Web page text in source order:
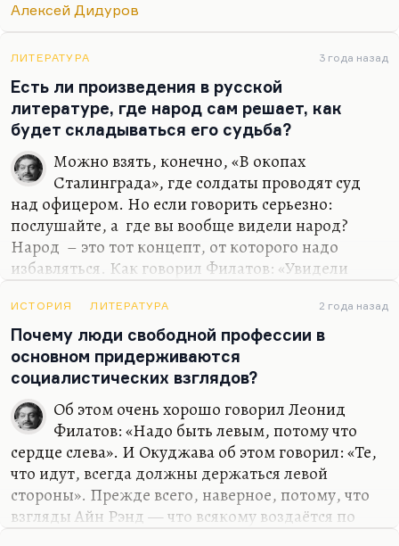
прелестный поэт, он с Дидуровым на моих глазах
особенно во время футбола (оба были заядлыми
футболистами). И действительно, Дидуров играл
только на себя, возможность отдать пас человеку,
находящемуся в более выгодной позиции, была
для него немыслима. Дидуров был очень
спортивный. Он был каратист, он плавал
великолепно. Его летний кабинет, его пляж в
Серебряном бору… Все…
Алексей Дидуров
ЛИТЕРАТУРА 3 года назад
Есть ли произведения в русской
литературе, где народ сам решает, как
будет складываться его судьба?
Можно взять, конечно, «В окопах
Сталинграда», где солдаты проводят суд
над офицером. Но если говорить серьезно:
послушайте, а где вы вообще видели народ?
Народ – это тот концепт, от которого надо
избавляться. Как говорил Филатов: «Увидели
Либо богоносец, либо рогоносец (как говорил он
же). Это какой-то концепт, который пытается
заместить реальность, который пытается
заместить собой реальный народ в стране.
Это представление о каком-то спящем богатыре,
который лежит на печке, а потом ему хлопнули в
ладоши, и он проснулся, пошел всех спасать, спас
и опять заснул на 33 года. Нет, это легенда о
паралитике, этого не будет.…
ИСТОРИЯ ЛИТЕРАТУРА 2 года назад
Почему люди свободной профессии в
основном придерживаются
социалистических взглядов?
Об этом очень хорошо говорил Леонид
Филатов: «Надо быть левым, потому что
сердце слева». И Окуджава об этом говорил: «Те,
что идут, всегда должны держаться левой
стороны». Прежде всего, наверное, потому, что
взгляды Айн Рэнд — что всякому воздаётся по